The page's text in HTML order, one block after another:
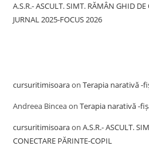
A.S.R.- ASCULT. SIMT. RĂMÂN GHID
JURNAL 2025-FOCUS 2026
cursuritimisoaraonTerapia narativă -
Andreea BinceaonTerapia narativă -
cursuritimisoaraonA.S.R.- ASCULT.
CONECTARE PĂRINTE-COPIL